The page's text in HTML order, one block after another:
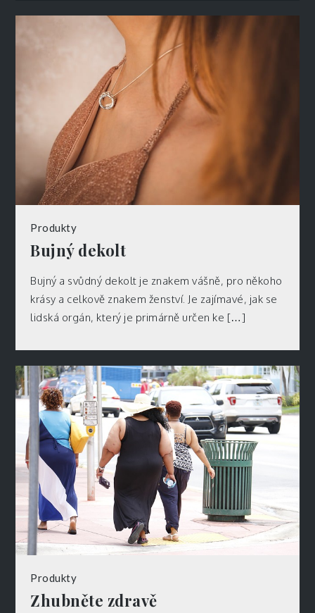
Produkty
Bujný dekolt
Bujný a svůdný dekolt je znakem vášně, pro někoho
krásy a celkově znakem ženství. Je zajímavé, jak se
lidská orgán, který je primárně určen ke […]
Produkty
Zhubněte zdravě